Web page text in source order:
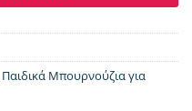
Παιδικά Μπουρνούζια για